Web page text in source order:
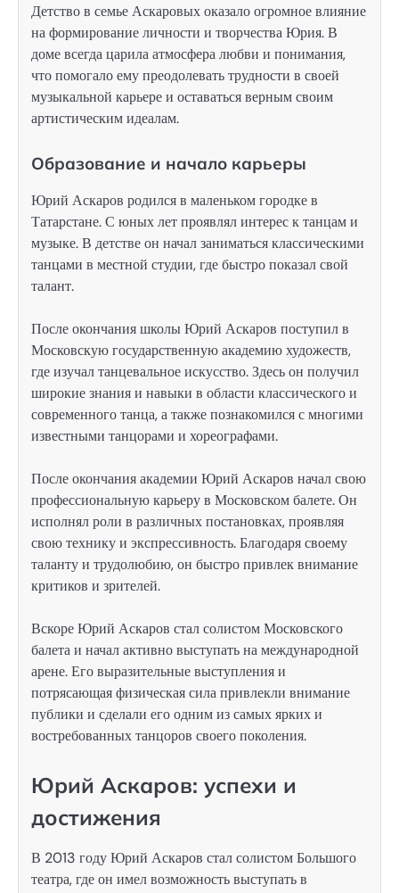
Детство в семье Аскаровых оказало огромное влияние
на формирование личности и творчества Юрия. В
доме всегда царила атмосфера любви и понимания,
что помогало ему преодолевать трудности в своей
музыкальной карьере и оставаться верным своим
артистическим идеалам.
Образование и начало карьеры
Юрий Аскаров родился в маленьком городке в
Татарстане. С юных лет проявлял интерес к танцам и
музыке. В детстве он начал заниматься классическими
танцами в местной студии, где быстро показал свой
талант.
После окончания школы Юрий Аскаров поступил в
Московскую государственную академию художеств,
где изучал танцевальное искусство. Здесь он получил
широкие знания и навыки в области классического и
современного танца, а также познакомился с многими
известными танцорами и хореографами.
После окончания академии Юрий Аскаров начал свою
профессиональную карьеру в Московском балете. Он
исполнял роли в различных постановках, проявляя
свою технику и экспрессивность. Благодаря своему
таланту и трудолюбию, он быстро привлек внимание
критиков и зрителей.
Вскоре Юрий Аскаров стал солистом Московского
балета и начал активно выступать на международной
арене. Его выразительные выступления и
потрясающая физическая сила привлекли внимание
публики и сделали его одним из самых ярких и
востребованных танцоров своего поколения.
Юрий Аскаров: успехи и
достижения
В 2013 году Юрий Аскаров стал солистом Большого
театра, где он имел возможность выступать в